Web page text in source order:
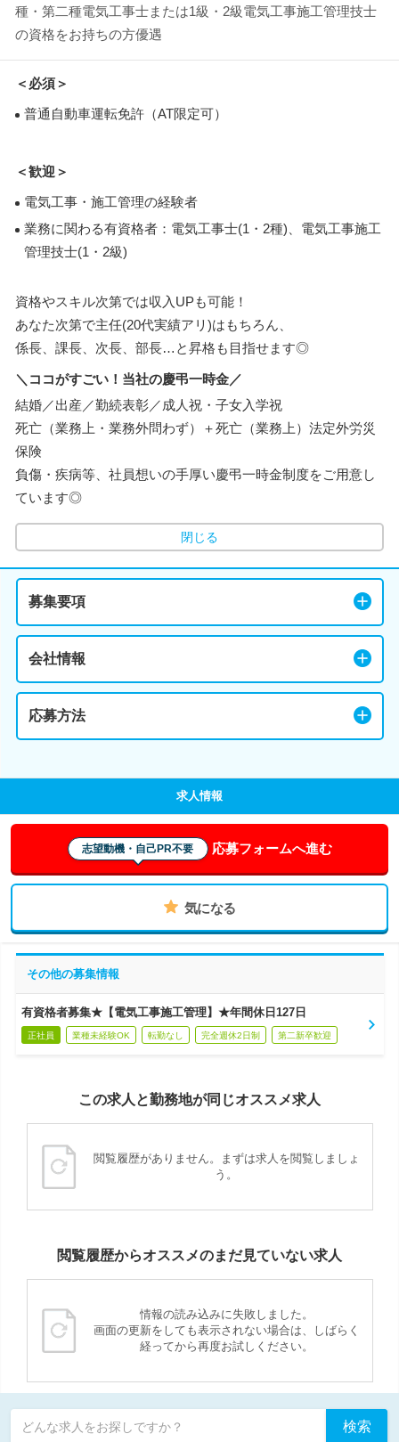
種・第二種電気工事士または1級・2級電気工事施工管理技士
の資格をお持ちの方優遇
＜必須＞
普通自動車運転免許（AT限定可）
＜歓迎＞
電気工事・施工管理の経験者
業務に関わる有資格者：電気工事士(1・2種)、電気工事施工
管理技士(1・2級)
資格やスキル次第では収入UPも可能！
あなた次第で主任(20代実績アリ)はもちろん、
係長、課長、次長、部長…と昇格も目指せます◎
＼ココがすごい！当社の慶弔一時金／
結婚／出産／勤続表彰／成人祝・子女入学祝
死亡（業務上・業務外問わず）＋死亡（業務上）法定外労災
保険
負傷・疾病等、社員想いの手厚い慶弔一時金制度をご用意し
ています◎
閉じる
募集要項
会社情報
応募方法
求人情報
志望動機・自己PR不要 応募フォームへ進む
気になる
その他の募集情報
有資格者募集★【電気工事施工管理】★年間休日127日
正社員 業種未経験OK 転勤なし 完全週休2日制 第二新卒歓迎
この求人と勤務地が同じオススメ求人
閲覧履歴がありません。まずは求人を閲覧しましょ
う。
閲覧履歴からオススメのまだ見ていない求人
情報の読み込みに失敗しました。
画面の更新をしても表示されない場合は、しばらく
経ってから再度お試しください。
どんな求人をお探しですか？ 検索